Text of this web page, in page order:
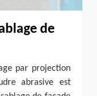
de
par projection
abrasive est